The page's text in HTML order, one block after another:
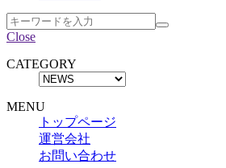
Close
CATEGORY
MENU
トップページ
運営会社
お問い合わせ